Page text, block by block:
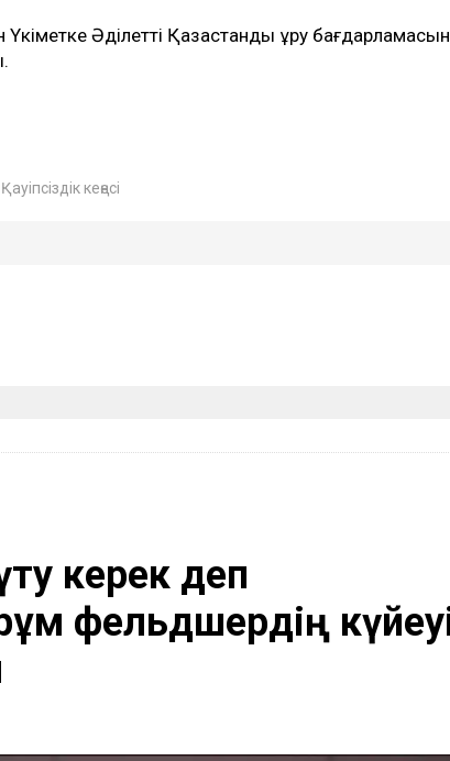
Әділетті Қазақстанды құру бағдарламасын
Қауіпсіздік кеңесі